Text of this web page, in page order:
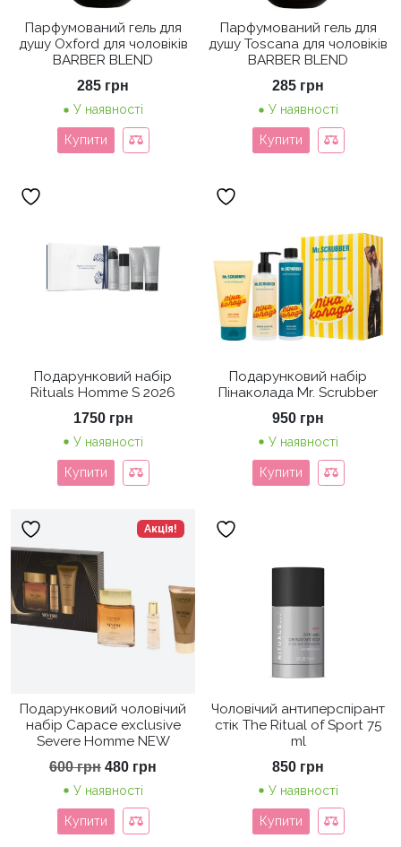
Парфумований гель для
душу Oxford для чоловіків
BARBER BLEND
285 грн
У наявності
Купити
Парфумований гель для
душу Toscana для чоловіків
BARBER BLEND
285 грн
У наявності
Купити
Подарунковий набір
Rituals Homme S 2026
1750 грн
У наявності
Купити
Подарунковий набір
Пінаколада Mr. Scrubber
950 грн
У наявності
Купити
Акція!
Подарунковий чоловічий
набір Capace exclusive
Severe Homme NEW
600грн Оригінальна
600 грн.
480 грн
У наявності
Купити
Чоловічий антиперспірант
стік The Ritual of Sport 75
ml
850 грн
У наявності
Купити